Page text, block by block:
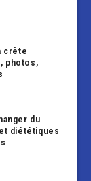
crête
photos,
du
diététiques